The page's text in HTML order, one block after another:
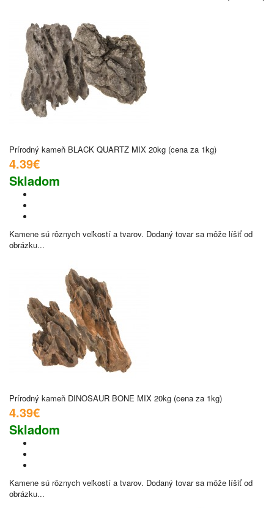
Prírodný kameň BLACK QUARTZ MIX 20kg (cena za 1kg)
4.39€
Skladom
Kamene sú rôznych veľkostí a tvarov. Dodaný tovar sa môže líšiť od
obrázku...
Prírodný kameň DINOSAUR BONE MIX 20kg (cena za 1kg)
4.39€
Skladom
Kamene sú rôznych veľkostí a tvarov. Dodaný tovar sa môže líšiť od
obrázku...